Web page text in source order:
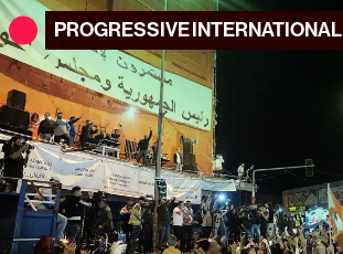
PROGRESSIVEINTERNATIONAL